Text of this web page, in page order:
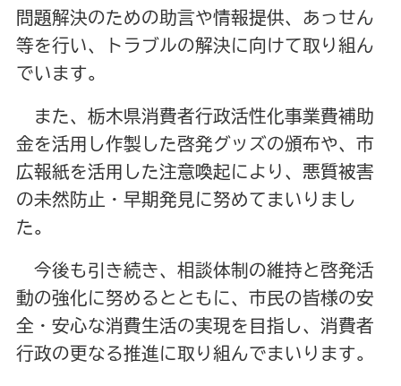
問題解決のための助言や情報提供、あっせん
等を行い、トラブルの解決に向けて取り組ん
でいます。
また、栃木県消費者行政活性化事業費補助
金を活用し作製した啓発グッズの頒布や、市
広報紙を活用した注意喚起により、悪質被害
の未然防止・早期発見に努めてまいりまし
た。
今後も引き続き、相談体制の維持と啓発活
動の強化に努めるとともに、市民の皆様の安
全・安心な消費生活の実現を目指し、消費者
行政の更なる推進に取り組んでまいります。